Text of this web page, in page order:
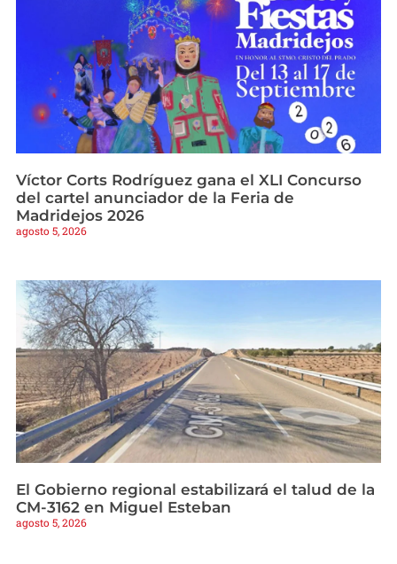
Víctor Corts Rodríguez gana el XLI Concurso
del cartel anunciador de la Feria de
Madridejos 2026
agosto 5, 2026
El Gobierno regional estabilizará el talud de la
CM-3162 en Miguel Esteban
agosto 5, 2026